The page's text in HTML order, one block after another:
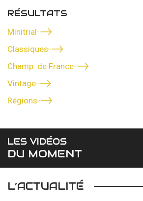
RÉSULTATS
Minitrial
Classiques
Champ. de France
Vintage
Régions
LES VIDÉOS
DU MOMENT
L’ACTUALITÉ